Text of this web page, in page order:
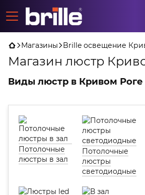
Магазины Brille освещение
Магазин люстр
Виды люстр в Кривом Роге
Потолочные
люстры в зал
Потолочные
люстры
светодиодные